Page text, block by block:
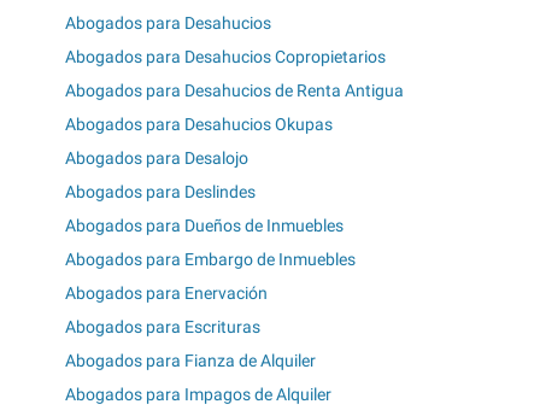
Abogados para Desahucios
Abogados para Desahucios Copropietarios
Abogados para Desahucios de Renta Antigua
Abogados para Desahucios Okupas
Abogados para Desalojo
Abogados para Deslindes
Abogados para Dueños de Inmuebles
Abogados para Embargo de Inmuebles
Abogados para Enervación
Abogados para Escrituras
Abogados para Fianza de Alquiler
Abogados para Impagos de Alquiler